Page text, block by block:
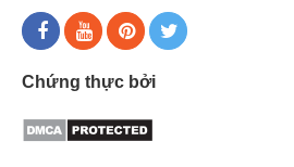
Chứng thực bởi